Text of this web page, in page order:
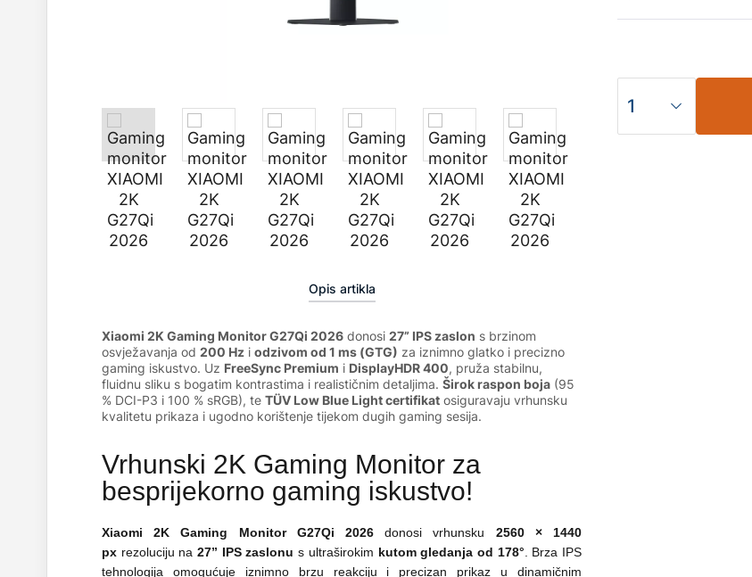
Opis artikla
Xiaomi 2K Gaming Monitor G27Qi 2026 donosi 27” IPS zaslon s brzinom
osvježavanja od 200 Hz i odzivom od 1 ms (GTG) za iznimno glatko i precizno
gaming iskustvo. Uz FreeSync Premium i DisplayHDR 400, pruža stabilnu,
fluidnu sliku s bogatim kontrastima i realističnim detaljima. Širok raspon boja (95
% DCI-P3 i 100 % sRGB), te TÜV Low Blue Light certifikat osiguravaju vrhunsku
kvalitetu prikaza i ugodno korištenje tijekom dugih gaming sesija.
Vrhunski 2K Gaming Monitor za
besprijekorno gaming iskustvo!
Xiaomi 2K Gaming Monitor G27Qi 2026 donosi vrhunsku 2560 × 1440
px rezoluciju na27” IPS zaslonu s ultraširokim kutom gledanja od 178° . Brza IPS
tehnologija omogućuje iznimno brzu reakciju i precizan prikaz u dinamičnim